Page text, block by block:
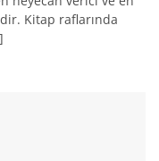
Kitap raflarında